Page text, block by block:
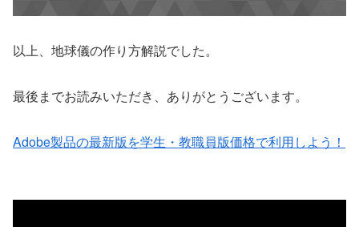
以上、地球儀の作り方解説でした。
最後までお読みいただき、ありがとうございます。
Adobe製品の最新版を学生・教職員版価格で利用しよう！